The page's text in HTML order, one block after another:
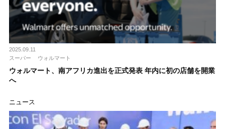
2025.09.11
スーパー
ウォルマート
ウォルマート、南アフリカ進出を正式発表 年内に初の店舗を開業
へ
ニュース